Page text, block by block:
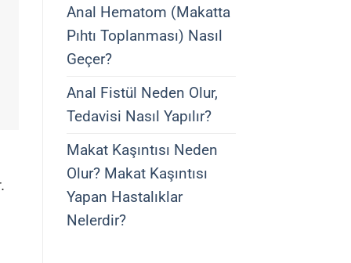
Anal Hematom (Makatta
Pıhtı Toplanması) Nasıl
Geçer?
Anal Fistül Neden Olur,
Tedavisi Nasıl Yapılır?
Makat Kaşıntısı Neden
Olur? Makat Kaşıntısı
Yapan Hastalıklar
Nelerdir?